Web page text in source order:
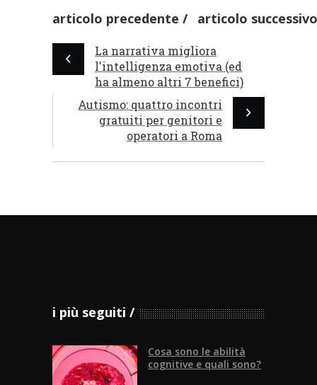
articolo precedente articolo successivo
La narrativa migliora
l'intelligenza emotiva (ed
ha almeno altri 7 benefici)
Autismo: quattro incontri
gratuiti per genitori e
operatori a Roma
i più seguiti
Cosa sono le abilità
cognitive e quali sono?